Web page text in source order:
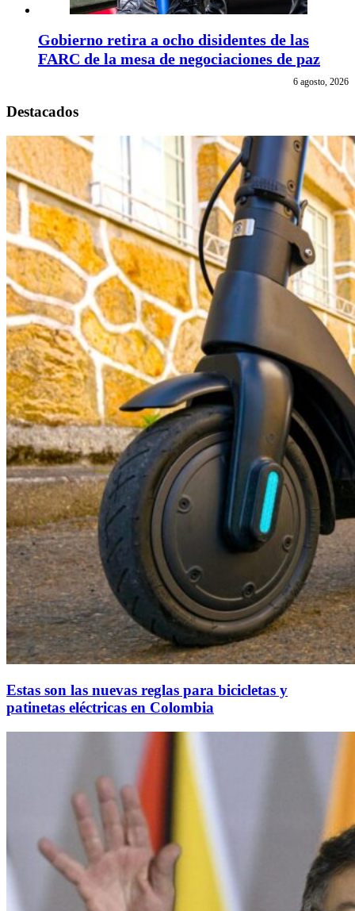
Gobierno retira a ocho disidentes de las
FARC de la mesa de negociaciones de paz
6 agosto, 2026
Destacados
Estas son las nuevas reglas para bicicletas y
patinetas eléctricas en Colombia